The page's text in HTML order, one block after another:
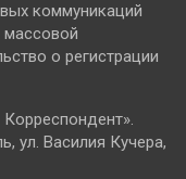
коммуникаций
массовой
о регистрации
ул. Василия Кучера,